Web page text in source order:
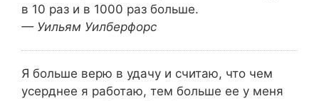
в 10 раз и в 1000 раз больше.
— Уильям Уилберфорс
Я больше верю в удачу и считаю, что чем
усерднее я работаю, тем больше ее у меня